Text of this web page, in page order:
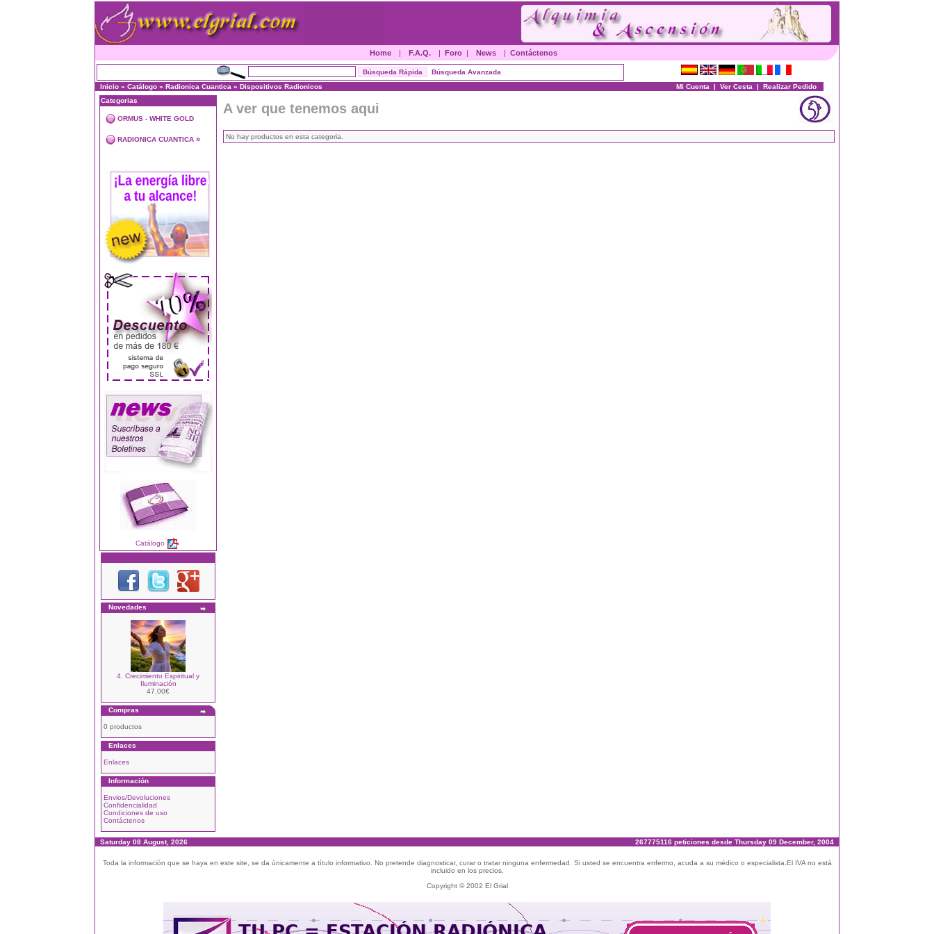
Home | F.A.Q. | Foro| News | Contáctenos
Búsqueda Avanzada
Inicio » Catálogo » Radionica Cuantica » Dispositivos Radionicos Mi Cuenta | Ver Cesta | Realizar Pedido
Categorias
ORMUS - WHITE GOLD
RADIONICA CUANTICA »
Catálogo
Novedades
4. Crecimiento Espiritual y
Iluminación
47.00€
Compras
0 productos
Enlaces
Enlaces
Información
Envios/Devoluciones
Confidencialidad
Condiciones de uso
Contáctenos
A ver que tenemos aqui
No hay productos en esta categoria.
Saturday 08 August, 2026 267775116 peticiones desde Thursday 09 December, 2004
Toda la información que se haya en este site, se da únicamente a título informativo. No pretende diagnosticar, curar o tratar ninguna enfermedad. Si usted se encuentra enfermo, acuda a su médico o especialista.El IVA no está
incluido en los precios.
Copyright © 2002 El Grial